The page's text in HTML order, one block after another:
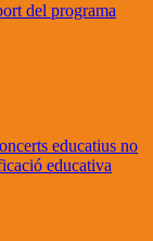
del programa
educatius no
educativa